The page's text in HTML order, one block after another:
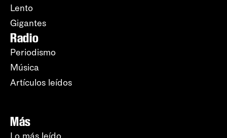
Lento
Gigantes
Radio
Periodismo
Música
Artículos leídos
Más